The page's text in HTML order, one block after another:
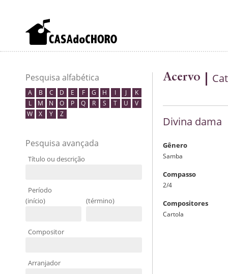
Pesquisa alfabética
A B C D E F G H I J
K
L
M N O P Q R S T U
V
W
X Y Z
Pesquisa avançada
Título ou descrição
Período
(início)
(término)
Compositor
Arranjador
Acervo
Divina dama
Gênero
Samba
Compasso
2/4
Compositores
Cartola